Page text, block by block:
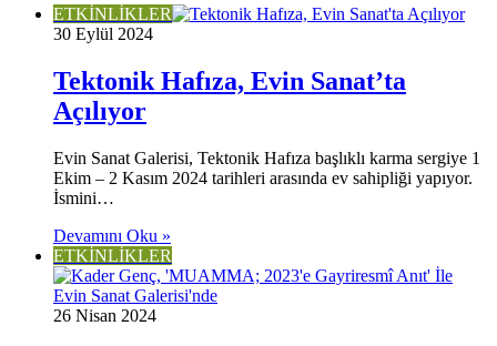
ETKİNLİKLER
30 Eylül 2024
Tektonik Hafıza, Evin Sanat’ta
Açılıyor
Evin Sanat Galerisi, Tektonik Hafıza başlıklı karma sergiye 1
Ekim – 2 Kasım 2024 tarihleri arasında ev sahipliği yapıyor.
İsmini…
Devamını Oku »
ETKİNLİKLER
26 Nisan 2024